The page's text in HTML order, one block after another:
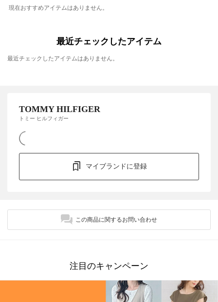
現在おすすめアイテムはありません。
最近チェックしたアイテム
最近チェックしたアイテムはありません。
TOMMY HILFIGER
トミー ヒルフィガー
マイブランドに登録
この商品に関するお問い合わせ
注目のキャンペーン